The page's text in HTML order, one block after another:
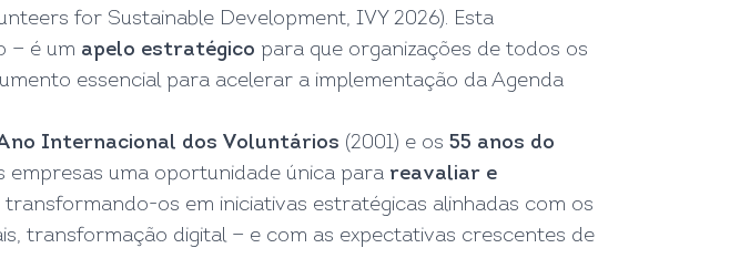
for Sustainable Development, IVY 2026). Esta
— é um apelo estratégico para que organizações de todos os
essencial para acelerar a implementação da Agenda
Internacional dos Voluntários (2001) e os 55 anos do
empresas uma oportunidade única para reavaliar e
transformando-os em iniciativas estratégicas alinhadas com os
transformação digital — e com as expectativas crescentes de